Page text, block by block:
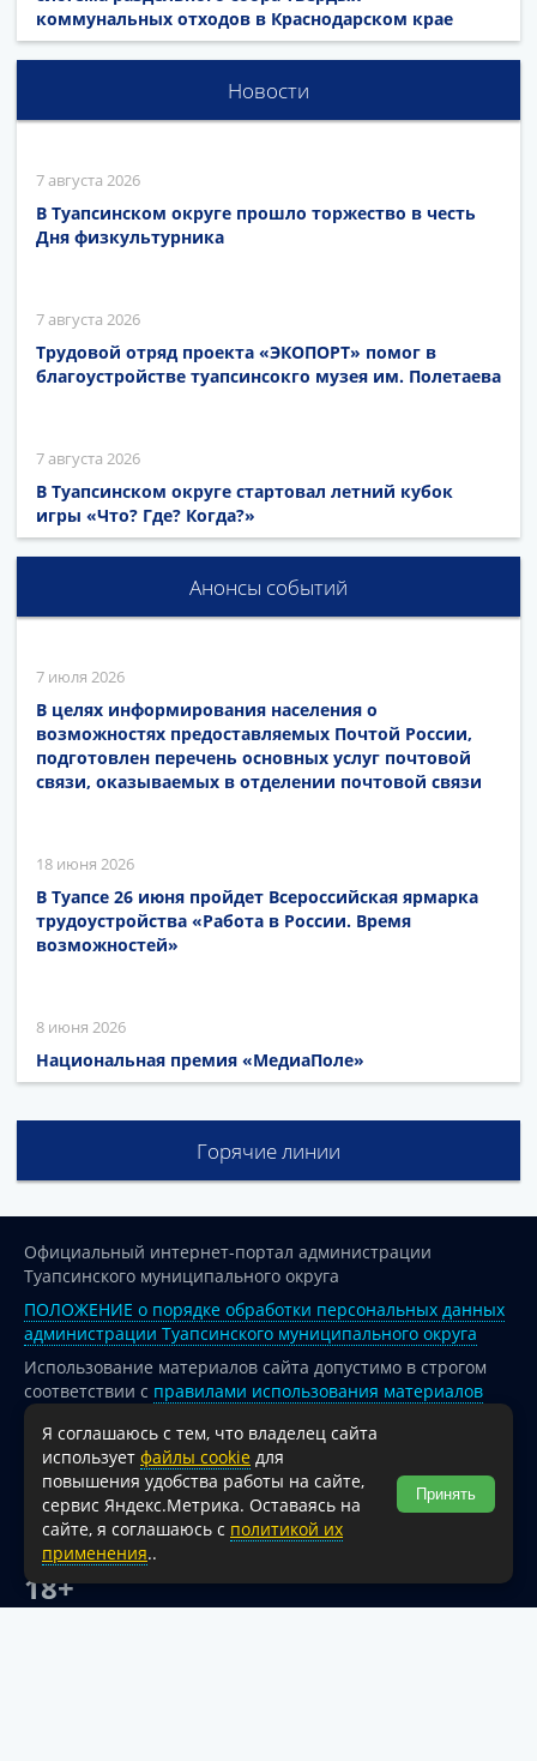
коммунальных отходов в Краснодарском крае
Новости
7 августа 2026
В Туапсинском округе прошло торжество в честь
Дня физкультурника
7 августа 2026
Трудовой отряд проекта «ЭКОПОРТ» помог в
благоустройстве туапсинсокго музея им. Полетаева
7 августа 2026
В Туапсинском округе стартовал летний кубок
игры «Что? Где? Когда?»
Анонсы событий
7 июля 2026
В целях информирования населения о
возможностях предоставляемых Почтой России,
подготовлен перечень основных услуг почтовой
связи, оказываемых в отделении почтовой связи
18 июня 2026
В Туапсе 26 июня пройдет Всероссийская ярмарка
трудоустройства «Работа в России. Время
возможностей»
8 июня 2026
Национальная премия «МедиаПоле»
Горячие линии
Официальный интернет-портал администрации
Туапсинского муниципального округа
ПОЛОЖЕНИЕ о порядке обработки персональных данных
администрации Туапсинского муниципального округа
Использование материалов сайта допустимо в строгом
соответствии с правилами использования материалов
опубликованных на сайте
При перепечатке и использовании информации ссылка
на источник обязательна.
Для сайтов и страниц сети Интернет обязательна
активная гиперссылка на официальный интернет-портал
администрации Туапсинского муниципального округа.
18+
Я соглашаюсь с тем, что владелец сайта
использует файлы cookie для
повышения удобства работы на сайте,
сервис Яндекс.Метрика. Оставаясь на
сайте, я соглашаюсь с политикой их
применения..
Принять